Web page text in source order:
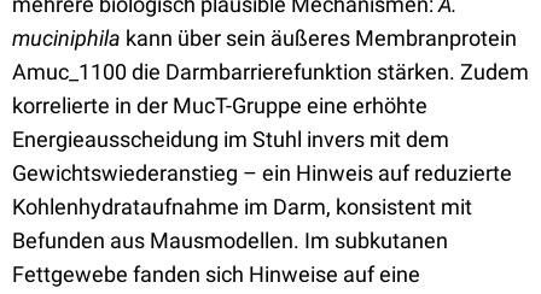
muciniphila kann über sein äußeres Membranprotein
Amuc_1100 die Darmbarrierefunktion stärken. Zudem
korrelierte in der MucT-Gruppe eine erhöhte
Energieausscheidung im Stuhl invers mit dem
Gewichtswiederanstieg – ein Hinweis auf reduzierte
Kohlenhydrataufnahme im Darm, konsistent mit
Befunden aus Mausmodellen. Im subkutanen
Fettgewebe fanden sich Hinweise auf eine